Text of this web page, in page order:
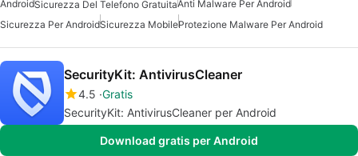
AndroidSicurezza Del Telefono GratuitaAnti Malware Per Android
Sicurezza Per AndroidSicurezza MobileProtezione Malware Per Android
SecurityKit: AntivirusCleaner
4.5 Gratis
SecurityKit: AntivirusCleaner per Android
Download gratis per Android